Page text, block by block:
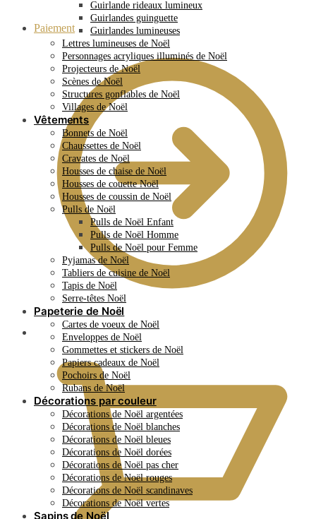
Paiement
0.00 €
Guirlande rideaux lumineux
Guirlandes guinguette
Guirlandes lumineuses
Lettres lumineuses de Noël
Personnages acryliques illuminés de Noël
Projecteurs de Noël
Scènes de Noël
Structures gonflables de Noël
Villages de Noël
Vêtements
Bonnets de Noël
Chaussettes de Noël
Cravates de Noël
Housses de chaise de Noël
Housses de couette Noël
Housses de coussin de Noël
Pulls de Noël
Pulls de Noël Enfant
Pulls de Noël Homme
Pulls de Noël pour Femme
Pyjamas de Noël
Tabliers de cuisine de Noël
Tapis de Noël
Serre-têtes Noël
Papeterie de Noël
Cartes de voeux de Noël
Enveloppes de Noël
Gommettes et stickers de Noël
Papiers cadeaux de Noël
Pochoirs de Noël
Rubans de Noël
Décorations par couleur
Décorations de Noël argentées
Décorations de Noël blanches
Décorations de Noël bleues
Décorations de Noël dorées
Décorations de Noël pas cher
Décorations de Noël rouges
Décorations de Noël scandinaves
Décorations de Noël vertes
Sapins de Noël